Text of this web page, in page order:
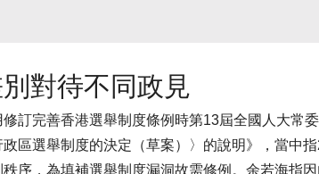
對待不同政見
訂完善香港選舉制度條例時第13屆全國人大常
區選舉制度的決定（草案）〉的說明》，當中
序，為填補選舉制度漏洞故需修例。余若海指